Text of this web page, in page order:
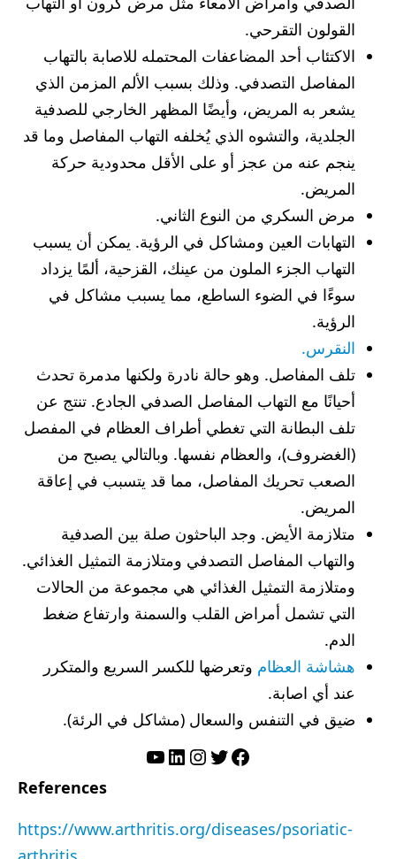
القولون التقرحي.
الاكتئاب أحد المضاعفات المحتمله للاصابة بالتهاب
المفاصل التصدفي. وذلك بسبب الألم المزمن الذي
يشعر به المريض، وأيضًا المظهر الخارجي للصدفية
الجلدية، والتشوه الذي يُخلفه التهاب المفاصل وما قد
ينجم عنه من عجز أو على الأقل محدودية حركة
المريض.
مرض السكري من النوع الثاني.
التهابات العين ومشاكل في الرؤية. يمكن أن يسبب
التهاب الجزء الملون من عينك، القزحية، ألمًا يزداد
سوءًا في الضوء الساطع، مما يسبب مشاكل في
الرؤية.
النقرس.
تلف المفاصل. وهو حالة نادرة ولكنها مدمرة تحدث
أحيانًا مع التهاب المفاصل الصدفي الجادع. تنتج عن
تلف البطانة التي تغطي أطراف العظام في المفصل
(الغضروف)، والعظام نفسها. وبالتالي يصبح من
الصعب تحريك المفاصل، مما قد يتسبب في إعاقة
المريض.
متلازمة الأيض. وجد الباحثون صلة بين الصدفية
والتهاب المفاصل التصدفي ومتلازمة التمثيل الغذائي.
ومتلازمة التمثيل الغذائي هي مجموعة من الحالات
التي تشمل أمراض القلب والسمنة وارتفاع ضغط
الدم.
هشاشة العظام وتعرضها للكسر السريع والمتكرر
عند أي اصابة.
ضيق في التنفس والسعال (مشاكل في الرئة).
فيسبوك
تويترإنستجرام
لينكد إنيوتيوب
References
https://www.arthritis.org/diseases/psoriatic-